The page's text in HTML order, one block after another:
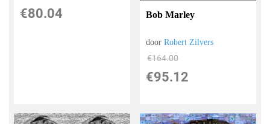
€80.04 Bob Marley
doorRobert Zilvers
€164.00
€95.12